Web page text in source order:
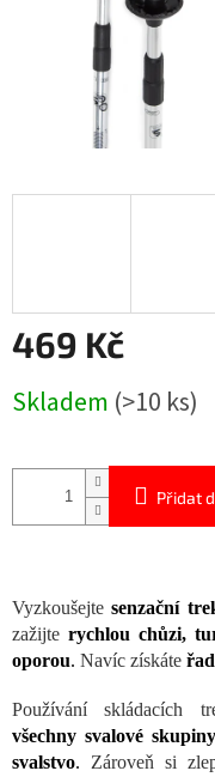
469 Kč
cena:
Skladem (>10 ks)
Přidat
Vyzkoušejtesenzační
zažijte rychlou chůzi,
oporou. Navíc získáte
Používání skládacích
všechny svalové skupiny
svalstvo. Zároveň si